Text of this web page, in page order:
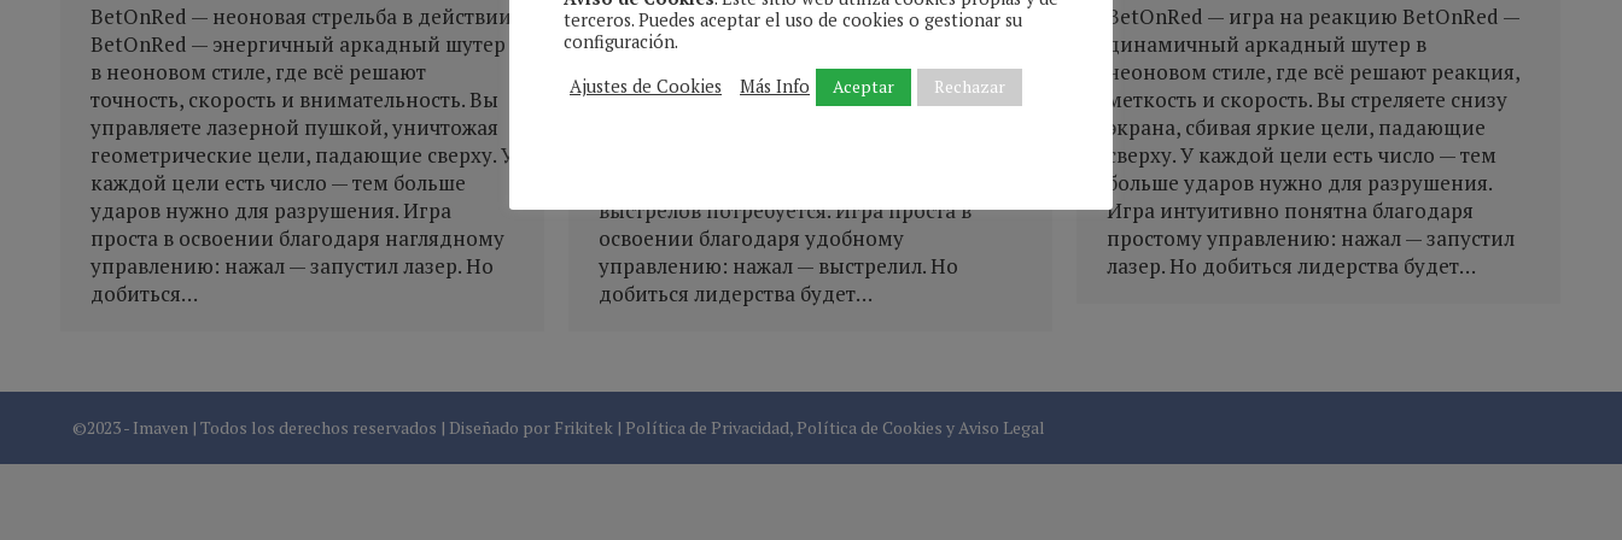
BetOnRed — неоновая стрельба в действии
BetOnRed — энергичный аркадный шутер
в неоновом стиле, где всё решают
точность, скорость и внимательность. Вы
управляете лазерной пушкой, уничтожая
геометрические цели, падающие сверху. У
каждой цели есть число — тем больше
ударов нужно для разрушения. Игра
проста в освоении благодаря наглядному
управлению: нажал — запустил лазер. Но
добиться…
BetOnRed — аркадный шутер BetOnRed —
динамичный аркадный шутер в световом
стиле, где всё решают быстрота, тайминг и
выстрелы. Вы управляете лазерной
выстрелов потребуется. Игра проста в
освоении благодаря удобному
управлению: нажал — выстрелил. Но
добиться лидерства будет…
BetOnRed — игра на реакцию BetOnRed —
динамичный аркадный шутер в
неоновом стиле, где всё решают реакция,
меткость и скорость. Вы стреляете снизу
экрана, сбивая яркие цели, падающие
сверху. У каждой цели есть число — тем
больше ударов нужно для разрушения.
Игра интуитивно понятна благодаря
простому управлению: нажал — запустил
лазер. Но добиться лидерства будет…
©2023 - Imaven | Todos los derechos reservados | Diseñado por Frikitek | Política de Privacidad, Política de Cookies yAviso Legal
terceros. Puedes aceptar el uso de cookies o gestionar su
configuración.
Ajustes de Cookies
Más Info Aceptar Rechazar